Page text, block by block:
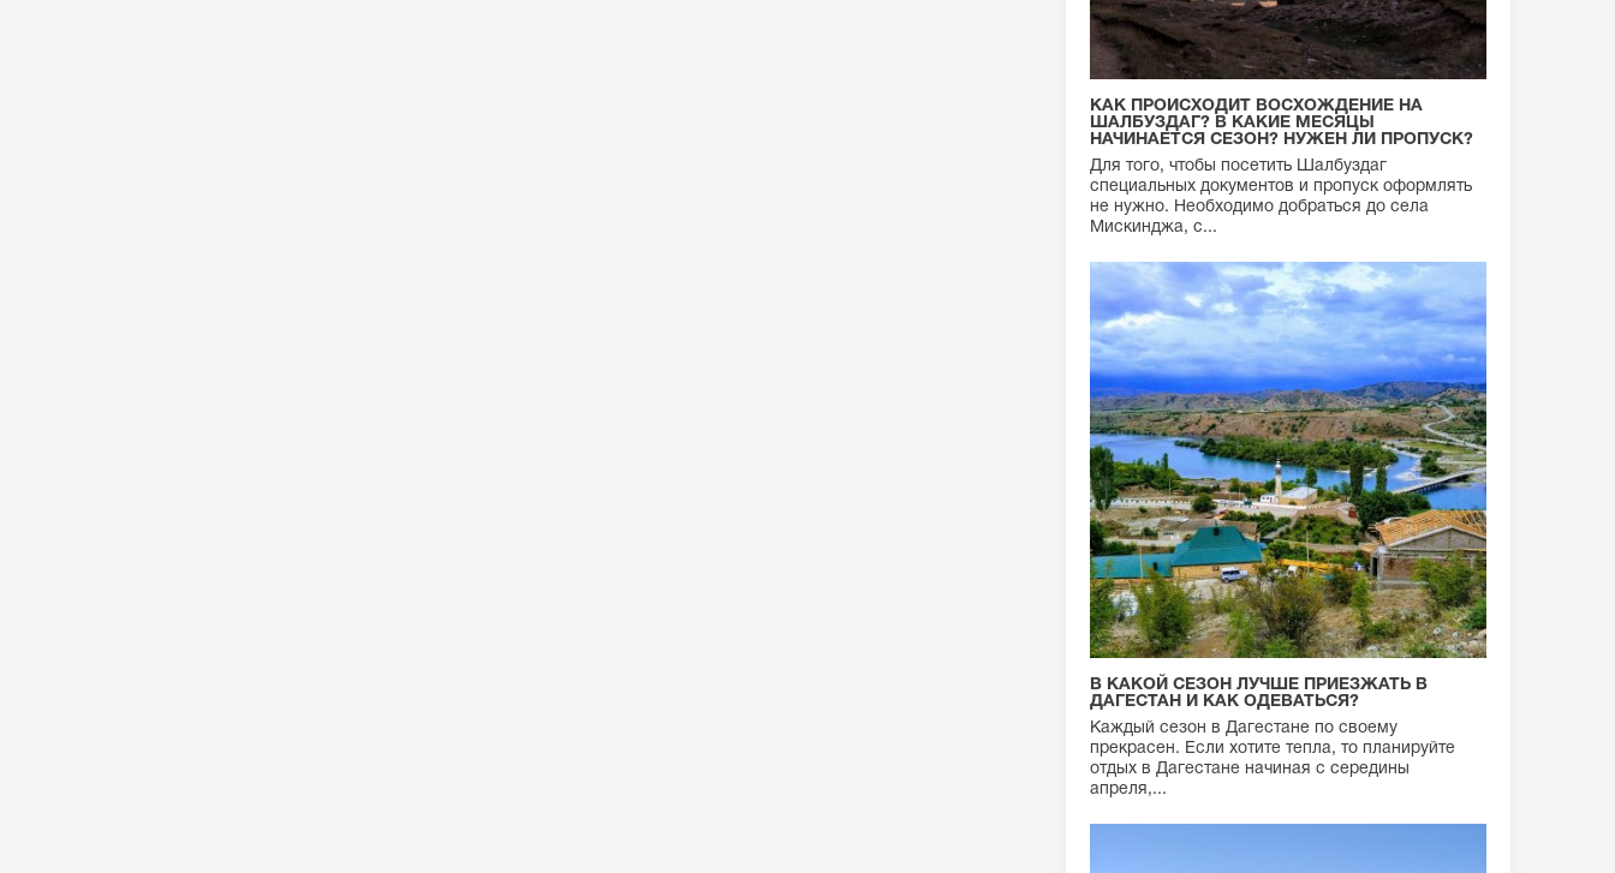
КАК ПРОИСХОДИТ ВОСХОЖДЕНИЕ НА
ШАЛБУЗДАГ? В КАКИЕ МЕСЯЦЫ
НАЧИНАЕТСЯ СЕЗОН? НУЖЕН ЛИ ПРОПУСК?
Для того, чтобы посетить Шалбуздаг
специальных документов и пропуск оформлять
не нужно. Необходимо добраться до села
Мискинджа, с...
В КАКОЙ СЕЗОН ЛУЧШЕ ПРИЕЗЖАТЬ В
ДАГЕСТАН И КАК ОДЕВАТЬСЯ?
Каждый сезон в Дагестане по своему
прекрасен. Если хотите тепла, то планируйте
отдых в Дагестане начиная с середины
апреля,...